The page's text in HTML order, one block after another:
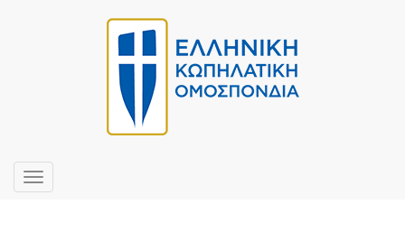
Toggle
navigation